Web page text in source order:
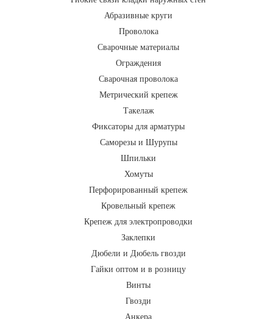
Абразивные круги
Проволока
Сварочные материалы
Ограждения
Сварочная проволока
Метрический крепеж
Такелаж
Фиксаторы для арматуры
Саморезы и Шурупы
Шпильки
Хомуты
Перфорированный крепеж
Кровельный крепеж
Крепеж для электропроводки
Заклепки
Дюбели и Дюбель гвозди
Гайки оптом и в розницу
Винты
Гвозди
Анкера